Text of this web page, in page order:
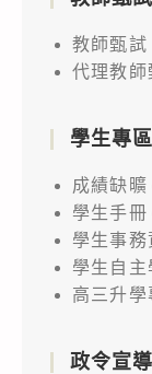
教師甄試
代理教師
學生專區
成績缺曠
學生手冊
學生事務
學生自主
高三升學
政令宣